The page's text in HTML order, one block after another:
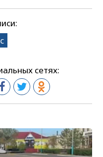
сетях: